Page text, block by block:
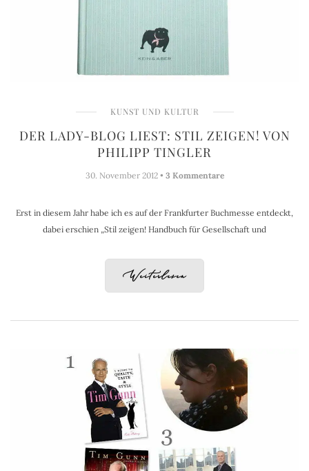
KUNST UND KULTUR
DER LADY-BLOG LIEST: STIL ZEIGEN! VON
PHILIPP TINGLER
30. November 2012 • 3 Kommentare
Erst in diesem Jahr habe ich es auf der Frankfurter Buchmesse entdeckt,
dabei erschien „Stil zeigen! Handbuch für Gesellschaft und
Weiterlesen